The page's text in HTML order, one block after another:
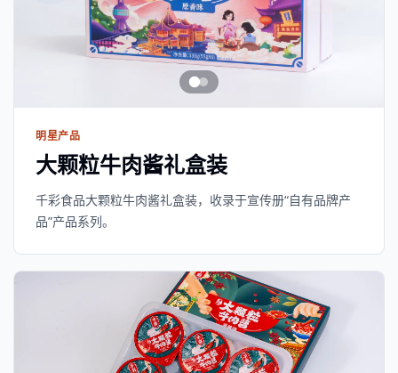
明星产品
大颗粒牛肉酱礼盒装
千彩食品大颗粒牛肉酱礼盒装，收录于宣传册“自有品牌产
品”产品系列。